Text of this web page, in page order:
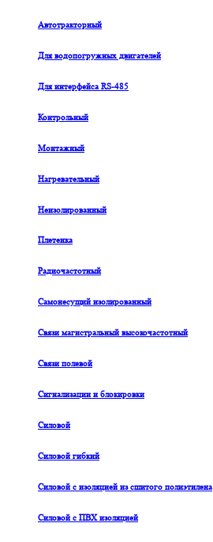
Автотракторный
Для водопогружных двигателей
Для интерфейса RS-485
Контрольный
Монтажный
Нагревательный
Неизолированный
Плетенка
Радиочастотный
Самонесущий изолированный
Связи магистральный высокочастотный
Связи полевой
Сигнализации и блокировки
Силовой
Силовой гибкий
Силовой с изоляцией из сшитого полиэтилена
Силовой с ПВХ изоляцией